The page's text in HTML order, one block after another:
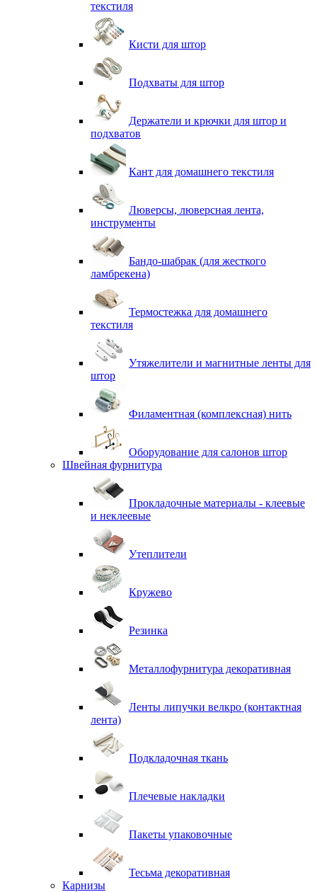
текстиля
Кисти для штор
Подхваты для штор
Держатели и крючки для штор и
подхватов
Кант для домашнего текстиля
Люверсы, люверсная лента,
инструменты
Бандо-шабрак (для жесткого
ламбрекена)
Термостежка для домашнего
текстиля
Утяжелители и магнитные ленты для
штор
Филаментная (комплексная) нить
Оборудование для салонов штор
Швейная фурнитура
Прокладочные материалы - клеевые
и неклеевые
Утеплители
Кружево
Резинка
Металлофурнитура декоративная
Ленты липучки велкро (контактная
лента)
Подкладочная ткань
Плечевые накладки
Пакеты упаковочные
Тесьма декоративная
Карнизы